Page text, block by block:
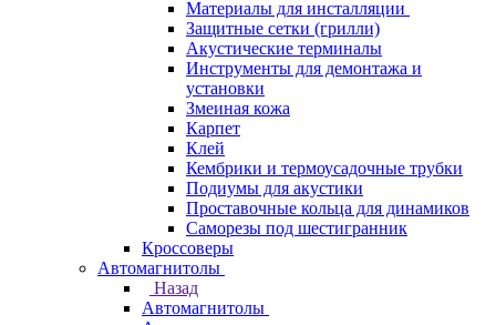
Материалы для инсталляции
Защитные сетки (грилли)
Акустические терминалы
Инструменты для демонтажа и
установки
Змеиная кожа
Карпет
Клей
Кембрики и термоусадочные трубки
Подиумы для акустики
Проставочные кольца для динамиков
Саморезы под шестигранник
Кроссоверы
Автомагнитолы
Назад
Автомагнитолы